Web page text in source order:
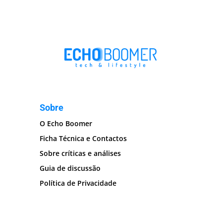
Sobre
O Echo Boomer
Ficha Técnica e Contactos
Sobre críticas e análises
Guia de discussão
Política de Privacidade